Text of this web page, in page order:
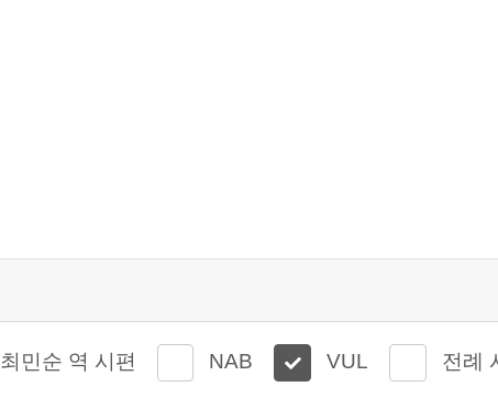
최민순 역 시편 NAB VUL 전례